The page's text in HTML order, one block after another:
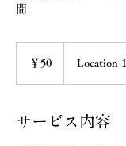
間
￥50 Location 1
サービス内容